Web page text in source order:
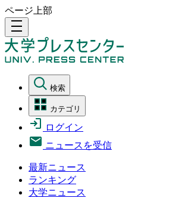
ページ上部
density_medium
検索
カテゴリ
ログイン
ニュースを受信
最新ニュース
ランキング
大学ニュース